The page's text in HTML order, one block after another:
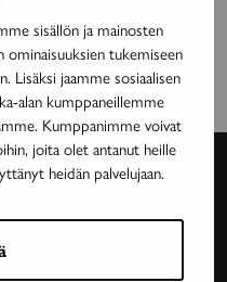
sisällön ja mainosten
ominaisuuksien tukemiseen
Lisäksi jaamme sosiaalisen
alan kumppaneillemme
Kumppanimme voivat
joita olet antanut heille
heidän palvelujaan.